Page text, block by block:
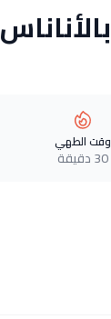
وقت الطهي
30 دقيقة